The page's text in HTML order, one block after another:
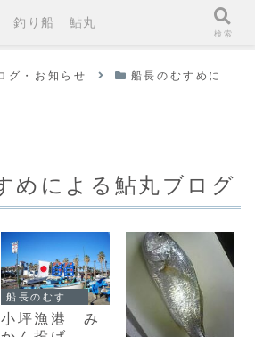
グ・お知らせ
船長のむすめに
めによる鮎丸ブログ
小坪漁港 み
釣り船 鮎丸
検索